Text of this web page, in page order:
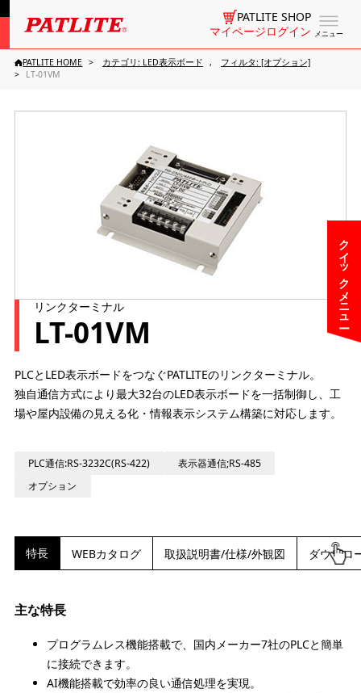
メニュー
PATLITE SHOP
マイページログイン
クイックメニュー
PATLITE HOME カテゴリ: LED表示ボード
フィルタ: [オプション]
LT-01VM
リンクターミナル
LT-01VM
PLCとLED表示ボードをつなぐPATLITEのリンクターミナル。
独自通信方式により最大32台のLED表示ボードを一括制御し、工
場や屋内設備の見える化・情報表示システム構築に対応します。
PLC通信:RS-3232C(RS-422)
表示器通信;RS-485
オプション
特長 WEBカタログ 取扱説明書/仕様/外観図 ダウンロ
主な特長
プログラムレス機能搭載で、国内メーカー7社のPLCと簡単
に接続できます。
AI機能搭載で効率の良い通信処理を実現。